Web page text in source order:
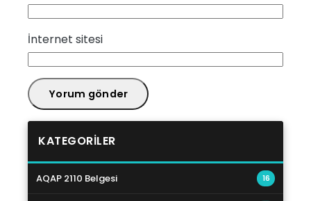
İnternet sitesi
KATEGORILER
AQAP 2110 Belgesi 16